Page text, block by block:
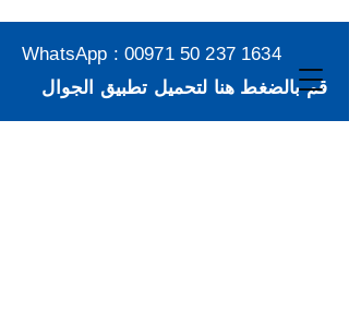
WhatsApp : 00971 50 237 1634
قم بالضغط هنا لتحميل تطبيق الجوال